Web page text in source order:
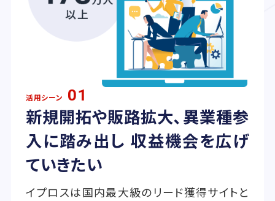
活用シーン 01
新規開拓や販路拡大、異業種参
入に踏み出し 収益機会を広げ
ていきたい
イプロスは国内最大級のリード獲得サイトと